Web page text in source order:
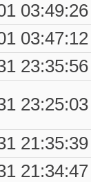
03:49:26
03:47:12
23:35:56
23:25:03
21:35:39
21:34:47